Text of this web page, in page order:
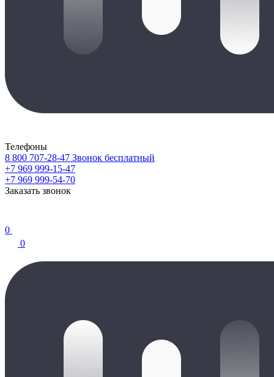
Телефоны
8 800 707-28-47 Звонок бесплатный
+7 969 999-15-47
+7 969 999-54-70
Заказать звонок
0
0